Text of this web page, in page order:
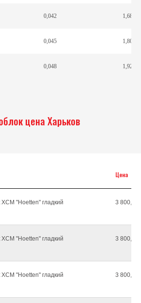
0,042 1,68
0,045 1,80
0,048 1,92
цена Харьков
Цена
ХСМ "Hoetten" гладкий
3
ХСМ "Hoetten" гладкий
3
ХСМ "Hoetten" гладкий
3